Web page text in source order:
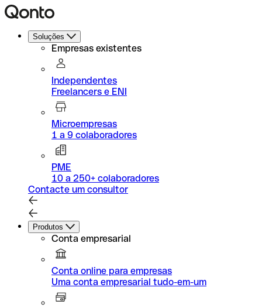
Soluções
Empresas existentes
Independentes
Freelancers e ENI
Microempresas
1 a 9 colaboradores
PME
10 a 250+ colaboradores
Contacte um consultor
Produtos
Conta empresarial
Conta online para empresas
Uma conta empresarial tudo-em-um